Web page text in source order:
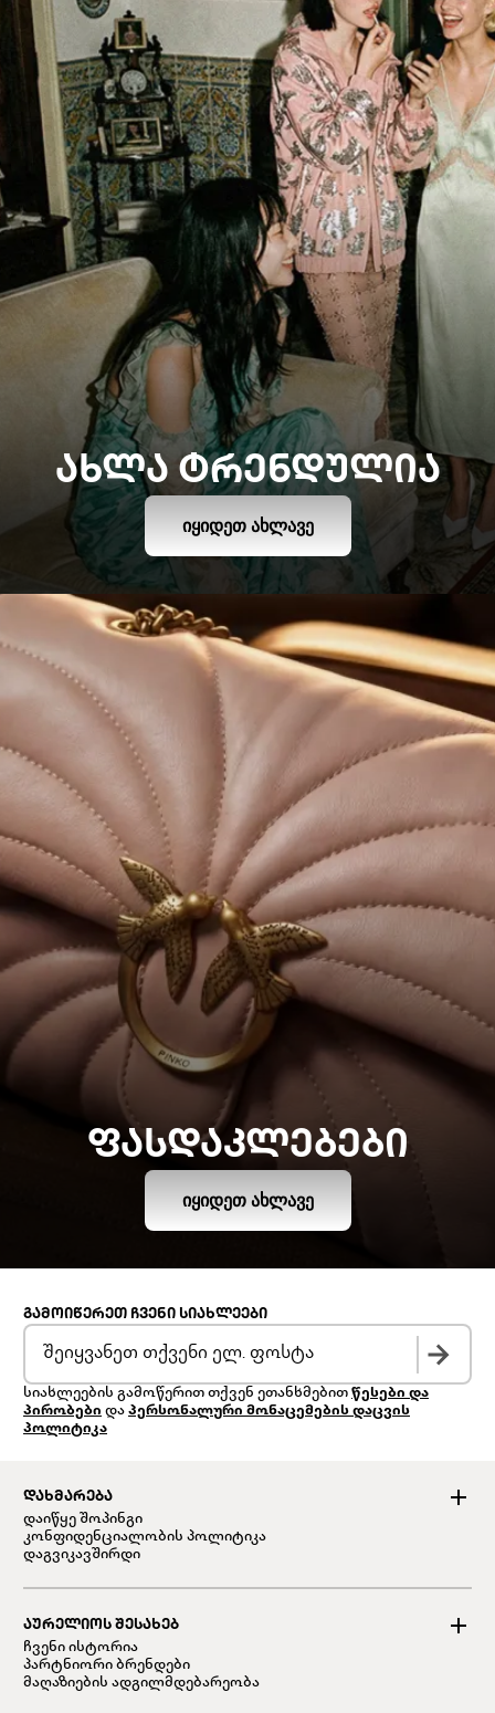
ᲐᲮᲚᲐ ᲢᲠᲔᲜᲓᲣᲚᲘᲐ
ᲘᲧᲘᲓᲔᲗ ᲐᲮᲚᲐᲕᲔ
ᲤᲐᲡᲓᲐᲙᲚᲔᲑᲔᲑᲘ
ᲘᲧᲘᲓᲔᲗ ᲐᲮᲚᲐᲕᲔ
ᲓᲐᲮᲛᲐᲠᲔᲑᲐ
დაიწყე შოპინგი
კონფიდენციალობის პოლიტიკა
დაგვიკავშირდი
ᲐᲣᲠᲔᲚᲘᲝᲡ ᲨᲔᲡᲐᲮᲔᲑ
ჩვენი ისტორია
პარტნიორი ბრენდები
მაღაზიების ადგილმდებარეობა
ᲒᲐᲛᲝᲘᲬᲔᲠᲔᲗ ᲩᲕᲔᲜᲘ ᲡᲘᲐᲮᲚᲔᲔᲑᲘ
სიახლეების გამოწერით თქვენ ეთანხმებით წესები და
პირობები და პერსონალური მონაცემების დაცვის
პოლიტიკა